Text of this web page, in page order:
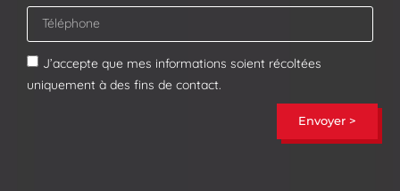
J’accepte que mes informations soient récoltées
uniquement à des fins de contact.
Envoyer >